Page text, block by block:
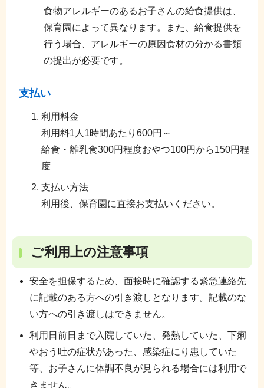
食物アレルギーのあるお子さんの給食提供は、
保育園によって異なります。また、給食提供を
行う場合、アレルギーの原因食材の分かる書類
の提出が必要です。
支払い
利用料金
利用料1人1時間あたり600円～
給食・離乳食300円程度おやつ100円から150円程
度
支払い方法
利用後、保育園に直接お支払いください。
ご利用上の注意事項
安全を担保するため、面接時に確認する緊急連絡先
に記載のある方への引き渡しとなります。記載のな
い方への引き渡しはできません。
利用日前日まで入院していた、発熱していた、下痢
やおう吐の症状があった、感染症にり患していた
等、お子さんに体調不良が見られる場合には利用で
きません。